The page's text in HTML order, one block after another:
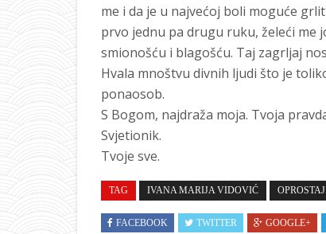
me i da je u najvećoj boli moguće
prvo jednu pa drugu ruku, želeći me
smionošću i blagošću. Taj zagrljaj
Hvala mnoštvu divnih ljudi što je
ponaosob.
S Bogom, najdraža moja. Tvoja
Svjetionik.
Tvoje sve.
TAG IVANA MARIJA VIDOVIĆ
FACEBOOK TWITTER GOOGLE+